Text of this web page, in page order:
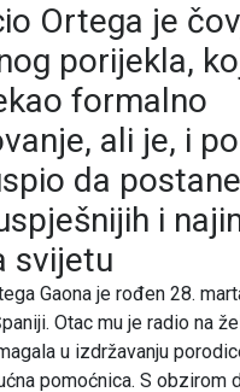
Ortega je
porijekla,
formalno
ali je, i
da
i
svijetu
Gaona je rođen 28.
Otac mu je radio na
u izdržavanju
pomoćnica. S obzirom